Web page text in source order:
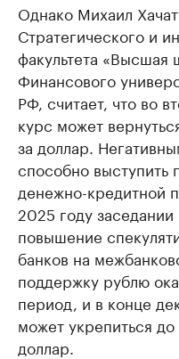
Однако Михаил
Стратегического и
факультета «Высшая
Финансового
РФ, считает, что во
курс может
за доллар.
способно выступить
денежно-кредитной
2025 году
повышение
банков на
поддержку рублю
период, и в конце
может укрепиться
доллар.